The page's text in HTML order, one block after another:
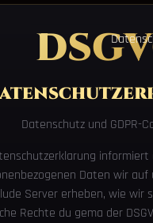
Datenschutz und GDPR-
informiert
Daten wir auf
Server erheben, wie wir
Rechte du gema der